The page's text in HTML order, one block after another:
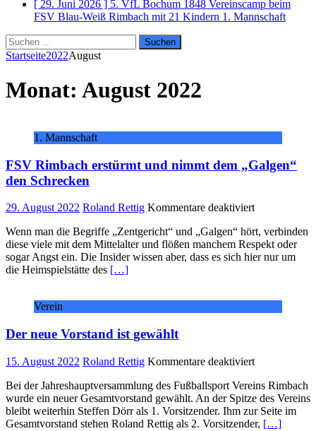
[ 29. Juni 2026 ] 5. VfL Bochum 1848 Vereinscamp beim
FSV Blau-Weiß Rimbach mit 21 Kindern 1. Mannschaft
Suchen
nach:
Startseite2022August
Monat: August 2022
1. Mannschaft
FSV Rimbach erstürmt und nimmt dem „Galgen“
den Schrecken
29. August 2022 Roland Rettig Kommentare deaktiviertfür
Rimbach
erstürmt
und
Wenn man die Begriffe „Zentgericht“ und „Galgen“ hört, verbinden
diese viele mit dem Mittelalter und flößen manchem Respekt oder
sogar Angst ein. Die Insider wissen aber, dass es sich hier nur um
die Heimspielstätte des […]
Verein
Der neue Vorstand ist gewählt
15. August 2022 Roland Rettig Kommentare deaktiviertfür
neue
Vorstand
ist
gewählt
Bei der Jahreshauptversammlung des Fußballsport Vereins Rimbach
wurde ein neuer Gesamtvorstand gewählt. An der Spitze des Vereins
bleibt weiterhin Steffen Dörr als 1. Vorsitzender. Ihm zur Seite im
Gesamtvorstand stehen Roland Rettig als 2. Vorsitzender, […]